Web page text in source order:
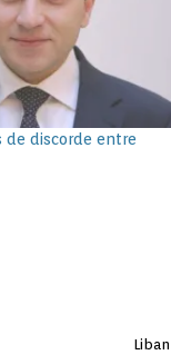
de discorde entre